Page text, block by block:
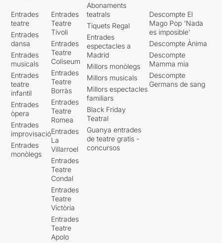
Entrades
teatre
Entrades
dansa
Entrades
musicals
Entrades
teatre
infantil
Entrades
òpera
Entrades
improvisació
Entrades
monòlegs
Entrades
Teatre
Tívoli
Entrades
Teatre
Coliseum
Entrades
Teatre
Borràs
Entrades
Teatre
Romea
Entrades
La
Villarroel
Entrades
Teatre
Condal
Entrades
Teatre
Victòria
Entrades
Teatre
Apolo
Abonaments
teatrals
Tiquets Regal
Entrades
espectacles a
Madrid
Millors monòlegs
Millors musicals
Millors espectacles
familiars
Black Friday
Teatral
Guanya entrades
de teatre gratis -
concursos
Descompte El
Mago Pop 'Nada
es imposible'
Descompte Ànima
Descompte
Mamma mia
Descompte
Germans de sang